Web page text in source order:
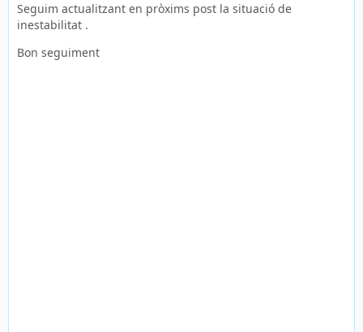
Seguim actualitzant en pròxims post la situació de
inestabilitat .
Bon seguiment